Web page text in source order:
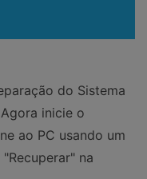
do Sistema
inicie o
ao PC usando um
na